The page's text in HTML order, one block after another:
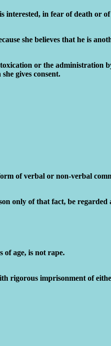
interested, in fear of death or
she believes that he is
or the
gives consent.
of verbal or non-verbal
only of that fact, be regarded
of age, is not rape.
rigorous imprisonment of